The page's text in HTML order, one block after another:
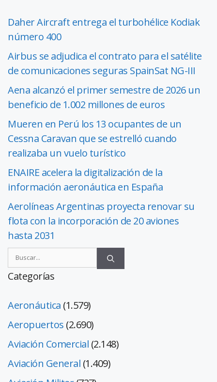
Daher Aircraft entrega el turbohélice Kodiak
número 400
Airbus se adjudica el contrato para el satélite
de comunicaciones seguras SpainSat NG-III
Aena alcanzó el primer semestre de 2026 un
beneficio de 1.002 millones de euros
Mueren en Perú los 13 ocupantes de un
Cessna Caravan que se estrelló cuando
realizaba un vuelo turístico
ENAIRE acelera la digitalización de la
información aeronáutica en España
Aerolíneas Argentinas proyecta renovar su
flota con la incorporación de 20 aviones
hasta 2031
Categorías
Aeronáutica (1.579)
Aeropuertos (2.690)
Aviación Comercial (2.148)
Aviación General (1.409)